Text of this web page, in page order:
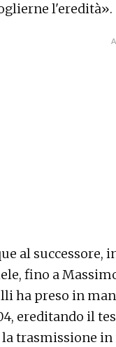
l'eredità».
al successore,
fino a
ha preso in
ereditando il
trasmissione